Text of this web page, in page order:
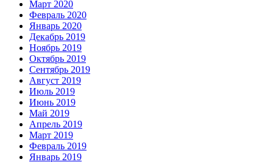
Март 2020
Февраль 2020
Январь 2020
Декабрь 2019
Ноябрь 2019
Октябрь 2019
Сентябрь 2019
Август 2019
Июль 2019
Июнь 2019
Май 2019
Апрель 2019
Март 2019
Февраль 2019
Январь 2019